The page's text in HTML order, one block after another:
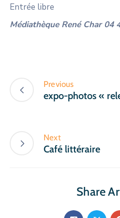
Entrée libre
Médiathèque René Char 04
Previous
expo-photos «
Next
Café littéraire
Share